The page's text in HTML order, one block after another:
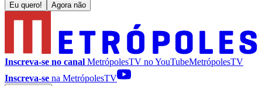
Eu quero! Agora não
Inscreva-se no canal MetrópolesTV noYouTubeMetrópolesTV
Inscreva-se na MetrópolesTV